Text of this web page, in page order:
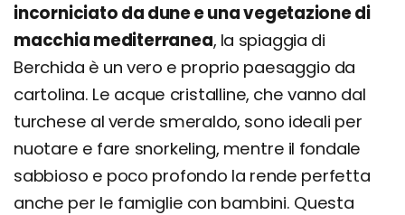
incorniciato da dune e una vegetazione di
macchia mediterranea, la spiaggia di
Berchida è un vero e proprio paesaggio da
cartolina. Le acque cristalline, che vanno dal
turchese al verde smeraldo, sono ideali per
nuotare e fare snorkeling, mentre il fondale
sabbioso e poco profondo la rende perfetta
anche per le famiglie con bambini. Questa